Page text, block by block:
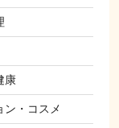
康
ン・コスメ